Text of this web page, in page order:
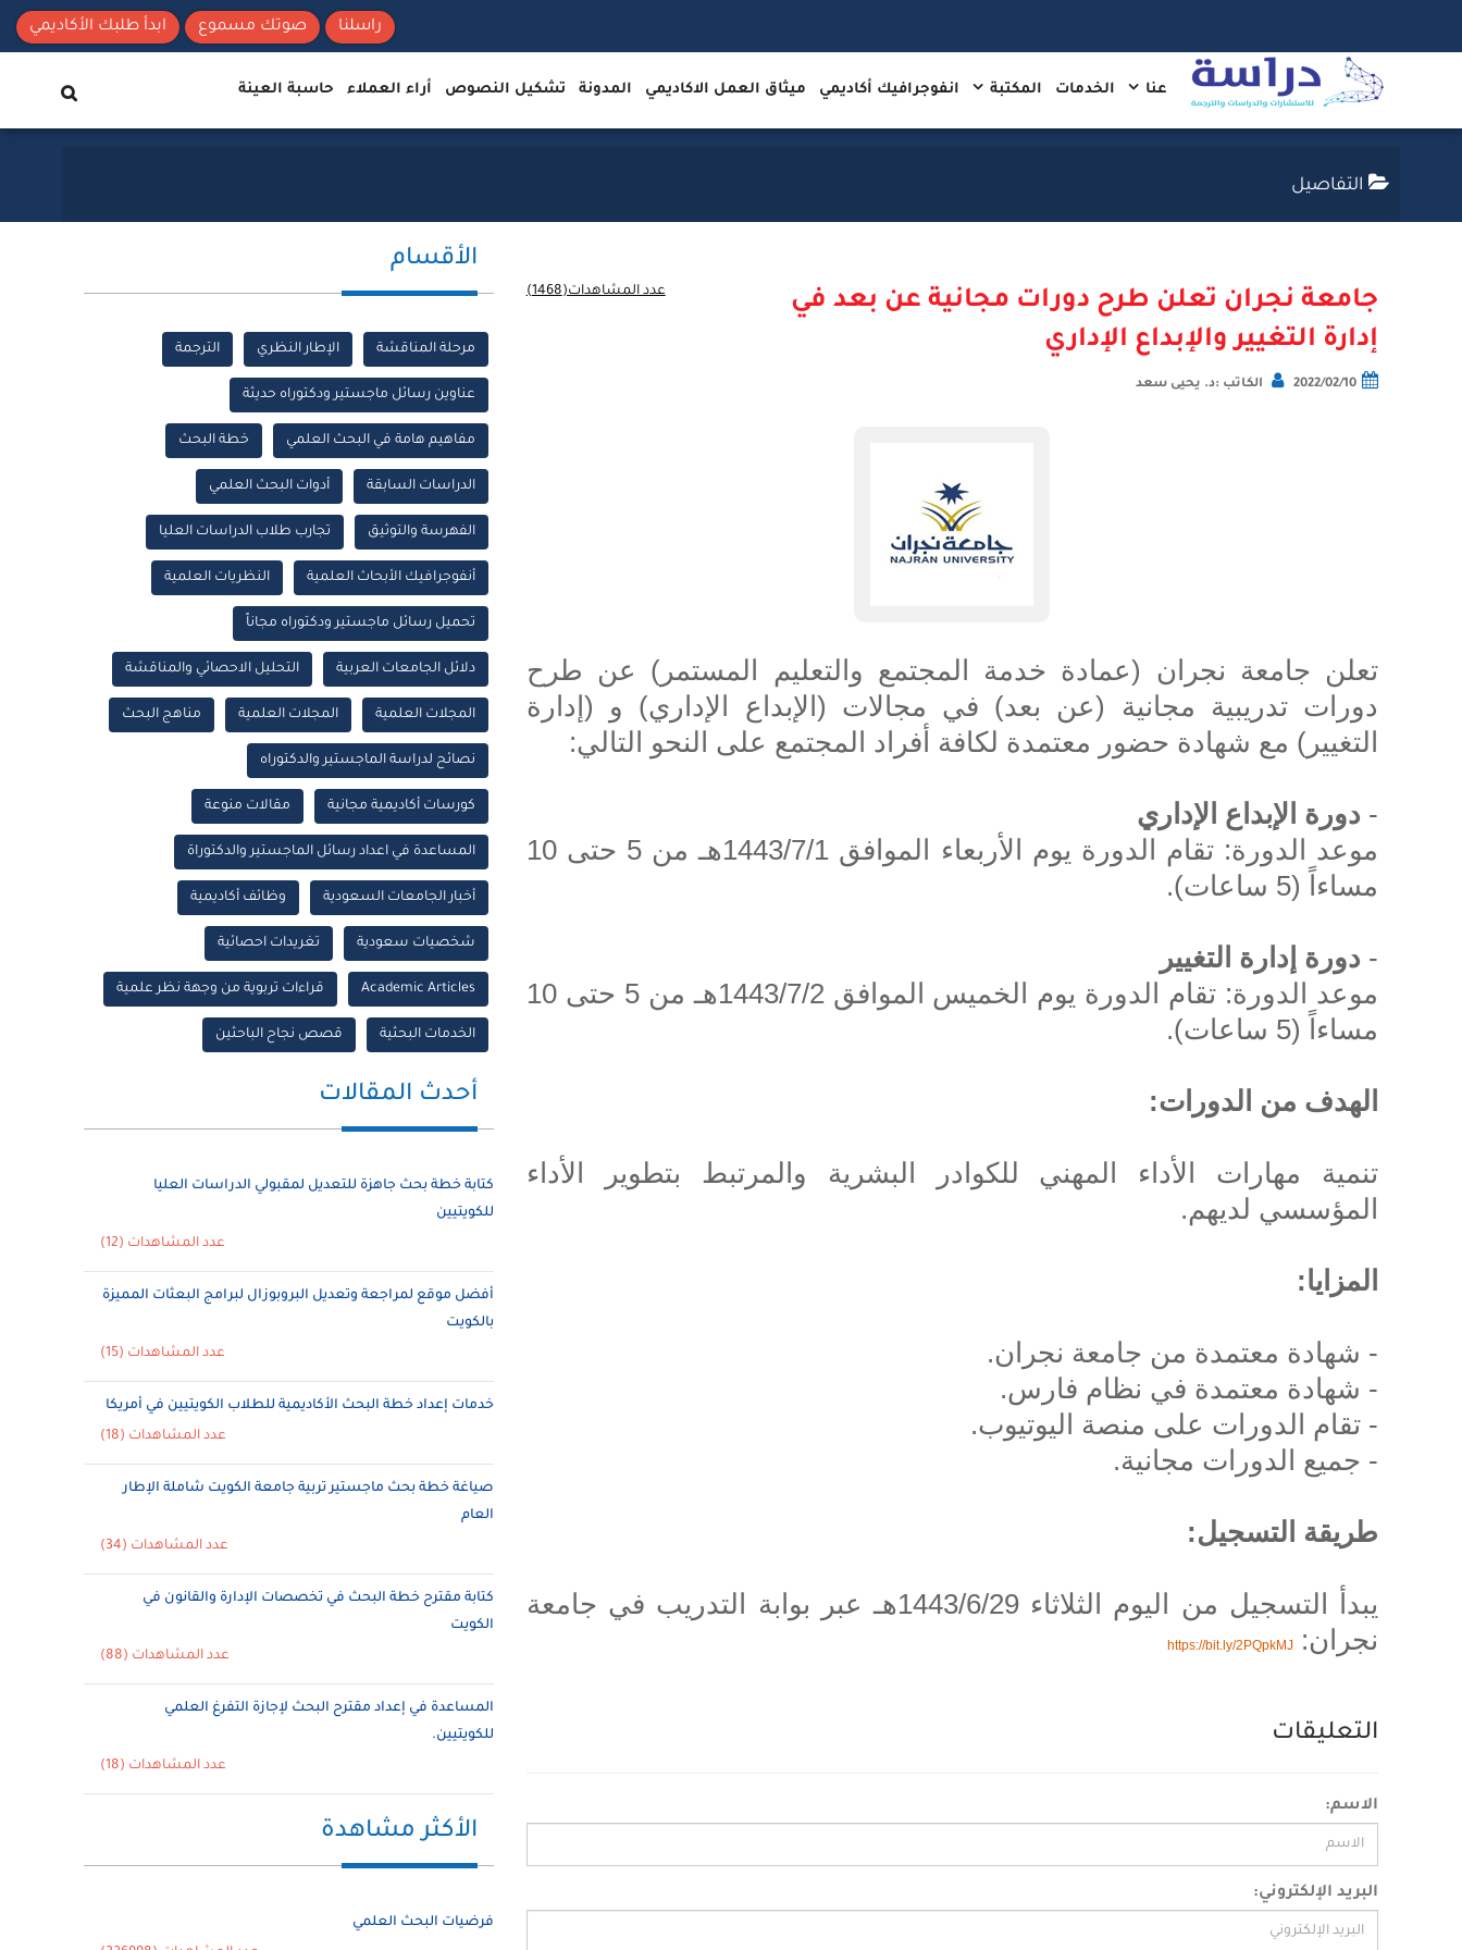
ابدأ طلبك الأكاديمي صوتك مسموع راسلنا
عنا الخدمات المكتبة انفوجرافيك أكاديمي ميثاق العمل الاكاديمي المدونة تشكيل النصوص أراء العملاء حاسبة العينة
التفاصيل
جامعة نجران تعلن طرح دورات مجانية عن بعد في
إدارة التغيير والإبداع الإداري
2022/02/10 الكاتب :د. يحيى سعد
عدد المشاهدات(1468)
تعلن جامعة نجران (عمادة خدمة المجتمع والتعليم المستمر) عن طرح
دورات تدريبية مجانية (عن بعد) في مجالات (الإبداع الإداري) و (إدارة
التغيير) مع شهادة حضور معتمدة لكافة أفراد المجتمع على النحو التالي:
- دورة الإبداع الإداري
موعد الدورة: تقام الدورة يوم الأربعاء الموافق 1443/7/1هـ من 5 حتى 10
مساءاً (5 ساعات).
- دورة إدارة التغيير
موعد الدورة: تقام الدورة يوم الخميس الموافق 1443/7/2هـ من 5 حتى 10
مساءاً (5 ساعات).
الهدف من الدورات:
تنمية مهارات الأداء المهني للكوادر البشرية والمرتبط بتطوير الأداء
المؤسسي لديهم.
المزايا:
- شهادة معتمدة من جامعة نجران.
- شهادة معتمدة في نظام فارس.
- تقام الدورات على منصة اليوتيوب.
- جميع الدورات مجانية.
طريقة التسجيل:
يبدأ التسجيل من اليوم الثلاثاء 1443/6/29هـ عبر بوابة التدريب في جامعة
نجران:
https://bit.ly/2PQpkMJ
التعليقات
الاسم:
البريد الإلكتروني:
الأقسام
مرحلة المناقشة الإطار النظري الترجمة
عناوين رسائل ماجستير ودكتوراه حديثة
مفاهيم هامة في البحث العلمي خطة البحث
الدراسات السابقة أدوات البحث العلمي
الفهرسة والتوثيق تجارب طلاب الدراسات العليا
أنفوجرافيك الأبحاث العلمية النظريات العلمية
تحميل رسائل ماجستير ودكتوراه مجاناً
دلائل الجامعات العربية التحليل الاحصائي والمناقشة
المجلات العلمية المجلات العلمية مناهج البحث
نصائح لدراسة الماجستير والدكتوراه
كورسات أكاديمية مجانية مقالات منوعة
المساعدة في اعداد رسائل الماجستير والدكتوراة
أخبار الجامعات السعودية وظائف أكاديمية
شخصيات سعودية تغريدات احصائية
Academic Articles قراءات تربوية من وجهة نظر علمية
الخدمات البحثية قصص نجاح الباحثين
أحدث المقالات
كتابة خطة بحث جاهزة للتعديل لمقبولي الدراسات العليا
للكويتيين
عدد المشاهدات (12)
أفضل موقع لمراجعة وتعديل البروبوزال لبرامج البعثات المميزة
بالكويت
عدد المشاهدات (15)
خدمات إعداد خطة البحث الأكاديمية للطلاب الكويتيين في أمريكا
عدد المشاهدات (18)
صياغة خطة بحث ماجستير تربية جامعة الكويت شاملة الإطار
العام
عدد المشاهدات (34)
كتابة مقترح خطة البحث في تخصصات الإدارة والقانون في
الكويت
عدد المشاهدات (88)
المساعدة في إعداد مقترح البحث لإجازة التفرغ العلمي
للكويتيين.
عدد المشاهدات (18)
الأكثر مشاهدة
فرضيات البحث العلمي